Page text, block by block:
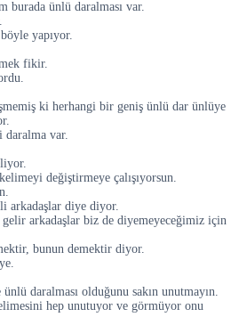
burada ünlü daralması var.
yapıyor.
fikir.
ki herhangi bir geniş ünlü dar ünlüye
daralma var.
değiştirmeye çalışıyorsun.
arkadaşlar diye diyor.
arkadaşlar biz de diyemeyeceğimiz için
bunun demektir diyor.
daralması olduğunu sakın unutmayın.
hep unutuyor ve görmüyor onu